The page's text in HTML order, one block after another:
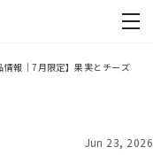
情報｜7月限定】果実とチーズ
Jun 23, 2026